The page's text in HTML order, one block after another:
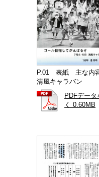
P.01 表紙 主な内
清風キャラバン
PDFデータ
く 0.60MB